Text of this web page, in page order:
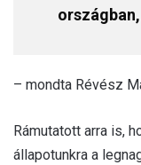
– mondta Révész
Rámutatott arra is,
állapotunkra a